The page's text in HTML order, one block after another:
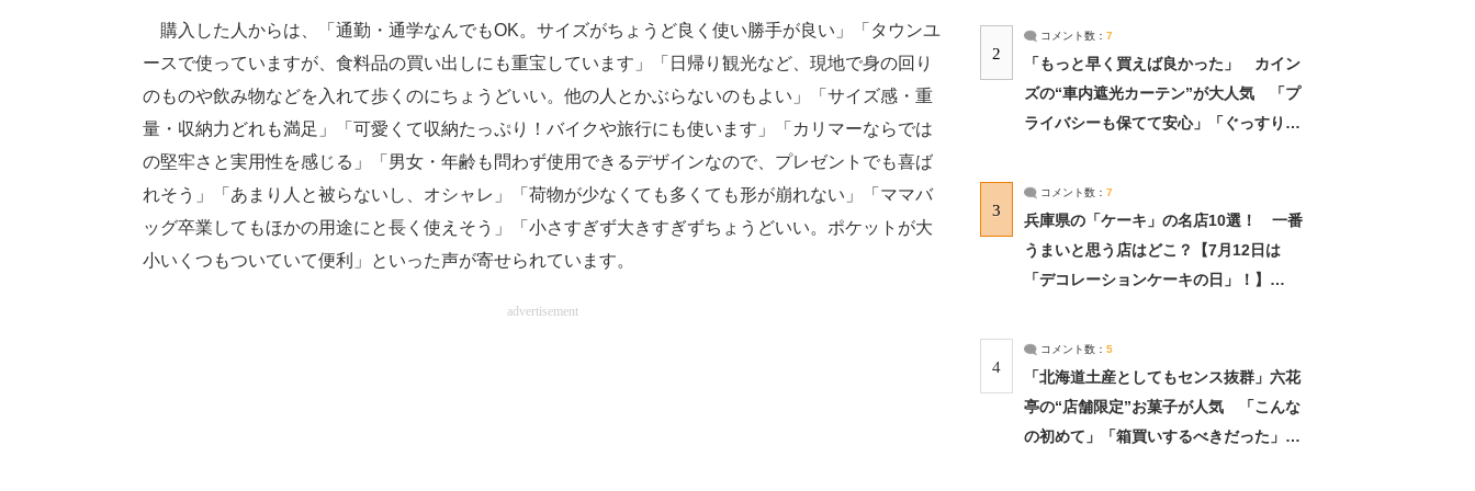
購入した人からは、「通勤・通学なんでもOK。サイズがちょうど良く使い勝手が良い」「タウンユ
ースで使っていますが、食料品の買い出しにも重宝しています」「日帰り観光など、現地で身の回り
のものや飲み物などを入れて歩くのにちょうどいい。他の人とかぶらないのもよい」「サイズ感・重
量・収納力どれも満足」「可愛くて収納たっぷり！バイクや旅行にも使います」「カリマーならでは
の堅牢さと実用性を感じる」「男女・年齢も問わず使用できるデザインなので、プレゼントでも喜ば
れそう」「あまり人と被らないし、オシャレ」「荷物が少なくても多くても形が崩れない」「ママバ
ッグ卒業してもほかの用途にと長く使えそう」「小さすぎず大きすぎずちょうどいい。ポケットが大
小いくつもついていて便利」といった声が寄せられています。
advertisement
2
コメント数： 7
「もっと早く買えば良かった」 カイン
ズの“車内遮光カーテン”が大人気 「プ
ライバシーも保てて安心」「ぐっすり眠
3
コメント数： 7
兵庫県の「ケーキ」の名店10選！ 一番
うまいと思う店はどこ？【7月12日は
「デコレーションケーキの日」！】
4
コメント数： 5
「北海道土産としてもセンス抜群」六花
亭の“店舗限定”お菓子が人気 「こんな
の初めて」「箱買いするべきだった」